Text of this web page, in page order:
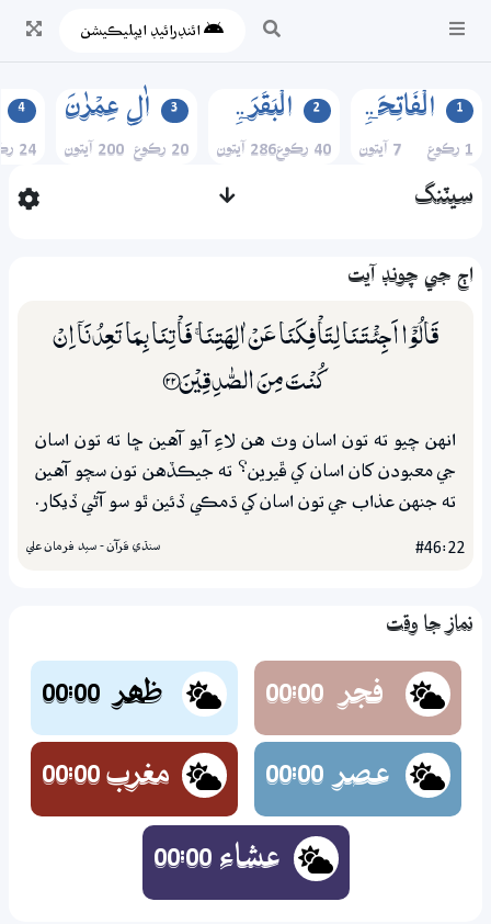
ائنڊرائيڊ ايپليڪيشن
1 الۡفَاتِحَۃِ
1 رڪوع 7 آيتون
2 الۡبَقَرَۃِ
40 رڪوع 286 آيتون
3 اٰلِ عِمۡرٰنَ
20 رڪوع 200 آيتون
4
24 رڪوع
سيٽنگ
اڄ جي چونڊ آيت
قَالُوْٓا اَجِئْتَـنَا لِتَاْفِكَنَا عَنْ اٰلِهَتِنَا ۚ فَاْتِنَا بِـمَا تَعِدُنَآ اِنْ
كُنْتَ مِنَ الصّٰدِقِيْنَ ؀22
انهن چيو ته تون اسان وٽ هن لاءِ آيو آهين ڇا ته تون اسان
جي معبودن کان اسان کي ڦيرين؟ ته جيڪڏهن تون سچو آهين
ته جنهن عذاب جي تون اسان کي ڌمڪي ڏئين ٿو سو آڻي ڏيکار.
#46:22 سنڌي قرآن - سيد فرمان علي
نماز جا وقت
فجر 00:00 ظھر 00:00
عصر 00:00 مغرب 00:00
عشاء 00:00